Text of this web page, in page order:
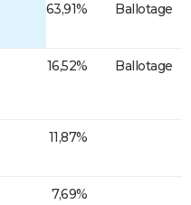
63,91% Ballotage
16,52% Ballotage
11,87%
7,69%